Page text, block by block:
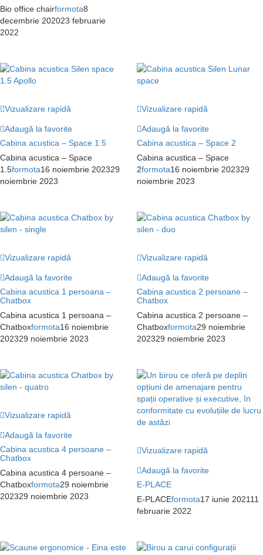
Bio office chairformota8
decembrie 202023 februarie
2022
Vizualizare rapidă
Adaugă la favorite
Cabina acustica – Space 1.5
Cabina acustica – Space
1.5formota16 noiembrie 202329
noiembrie 2023
Vizualizare rapidă
Adaugă la favorite
Cabina acustica – Space 2
Cabina acustica – Space
2formota16 noiembrie 202329
noiembrie 2023
Vizualizare rapidă
Adaugă la favorite
Cabina acustica 1 persoana –
Chatbox
Cabina acustica 1 persoana –
Chatboxformota16 noiembrie
202329 noiembrie 2023
Vizualizare rapidă
Adaugă la favorite
Cabina acustica 2 persoane –
Chatbox
Cabina acustica 2 persoane –
Chatboxformota29 noiembrie
202329 noiembrie 2023
Vizualizare rapidă
Adaugă la favorite
Cabina acustica 4 persoane –
Chatbox
Cabina acustica 4 persoane –
Chatboxformota29 noiembrie
202329 noiembrie 2023
Vizualizare rapidă
Adaugă la favorite
E-PLACE
E-PLACEformota17 iunie 202111
februarie 2022